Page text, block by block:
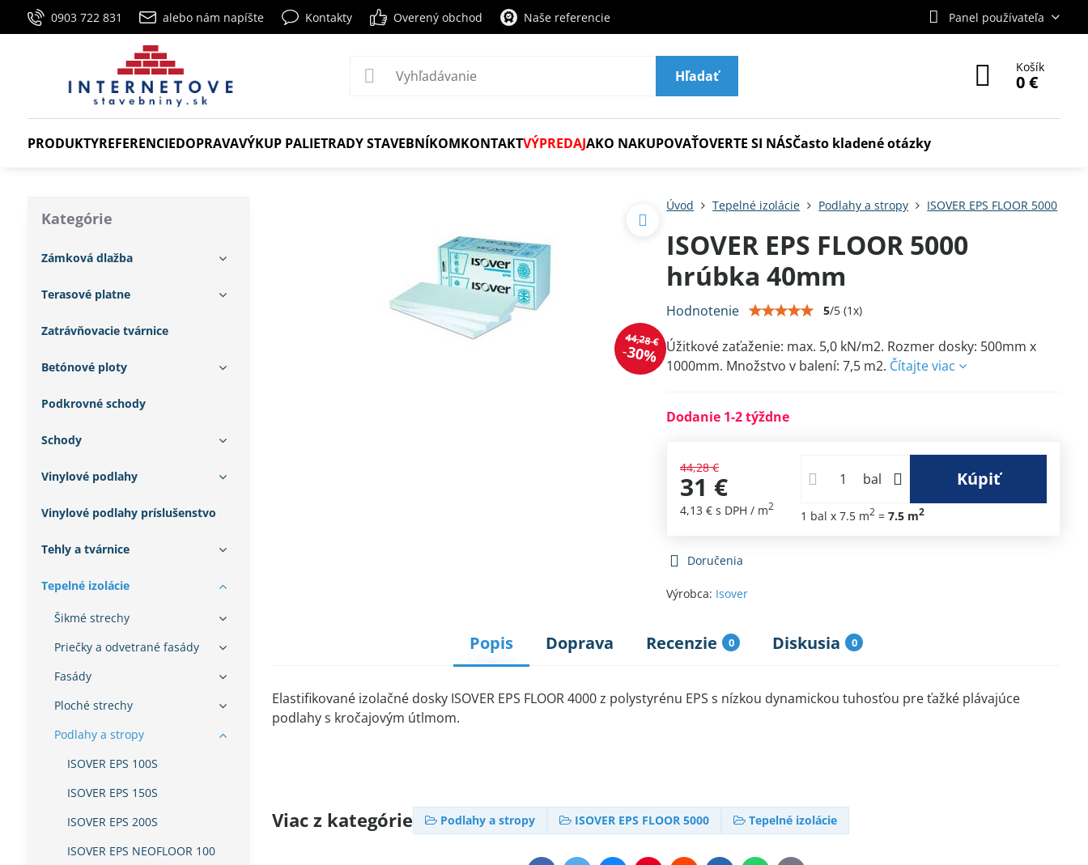
0903 722 831 alebo nám napíšte Kontakty Overený obchod Naše referencie Panel používateľa
Hľadať
Košík
0 €
PRODUKTYREFERENCIEDOPRAVAVÝKUP PALIETRADY STAVEBNÍKOMKONTAKTVÝPREDAJAKO NAKUPOVAŤOVERTE SI NÁSČasto kladené otázky
44,28 €
30%
Úvod Tepelné izolácie Podlahy a stropy ISOVER EPS FLOOR 5000
ISOVER EPS FLOOR 5000
hrúbka 40mm
Hodnotenie 5/5 (1x)
Úžitkové zaťaženie: max. 5,0 kN/m2. Rozmer dosky: 500mm x
1000mm. Množstvo v balení: 7,5 m2. Čítajte viac
Dodanie 1-2 týždne
44,28 €
31 €
4,13 € s DPH / m2
bal Kúpiť
1 bal x 7.5 m2= 7.5m2
Doručenia
Výrobca: Isover
Popis Doprava Recenzie 0 Diskusia 0
Elastifikované izolačné dosky ISOVER EPS FLOOR 4000 z polystyrénu EPS s nízkou dynamickou tuhosťou pre ťažké plávajúce
podlahy s kročajovým útlmom.
Viac z kategórie Podlahy a stropy ISOVER EPS FLOOR 5000 Tepelné izolácie
Kategórie
Zámková dlažba
Terasové platne
Zatrávňovacie tvárnice
Betónové ploty
Podkrovné schody
Schody
Vinylové podlahy
Vinylové podlahy príslušenstvo
Tehly a tvárnice
Tepelné izolácie
Šikmé strechy
Priečky a odvetrané fasády
Fasády
Ploché strechy
Podlahy a stropy
ISOVER EPS 100S
ISOVER EPS 150S
ISOVER EPS 200S
ISOVER EPS NEOFLOOR 100